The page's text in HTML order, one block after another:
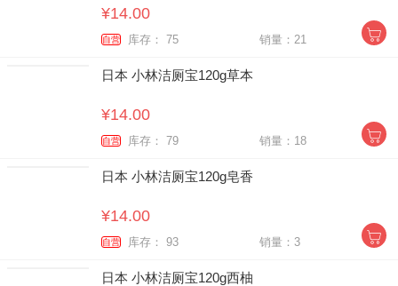
¥14.00
自营 库存： 75 销量：21
日本 小林洁厕宝120g草本
¥14.00
自营 库存： 79 销量：18
日本 小林洁厕宝120g皂香
¥14.00
自营 库存： 93 销量：3
日本 小林洁厕宝120g西柚